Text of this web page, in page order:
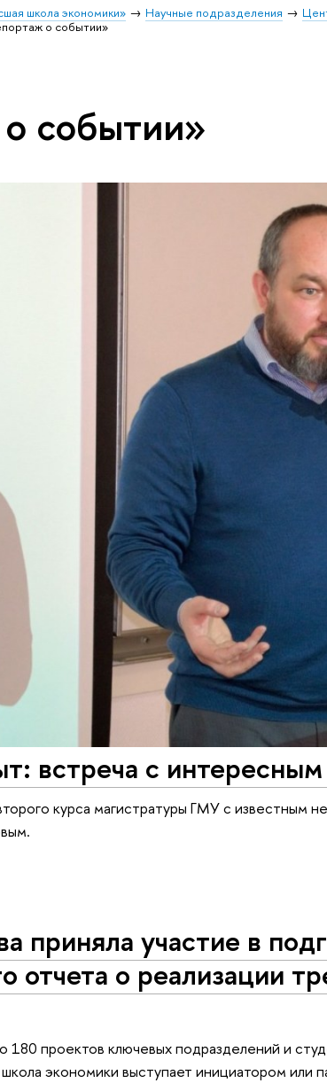
школа экономики» Научные подразделения
о событии»
событии»
встреча с
курса магистратуры ГМУ с известным
приняла участие в
отчета о реализации
проектов ключевых подразделений и
экономики выступает инициатором или